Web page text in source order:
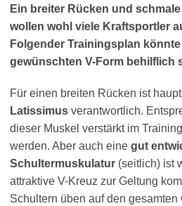
Ein breiter Rücken und
wollen wohl viele Kraftsportler
Folgender Trainingsplan
gewünschten V-Form behilflich
Für einen breiten Rücken ist
Latissimus verantwortlich.
dieser Muskel verstärkt im
werden. Aber auch eine gut
Schultermuskulatur (seitlich) ist
attraktive V-Kreuz zur Geltung
Schultern üben auf den gesamten